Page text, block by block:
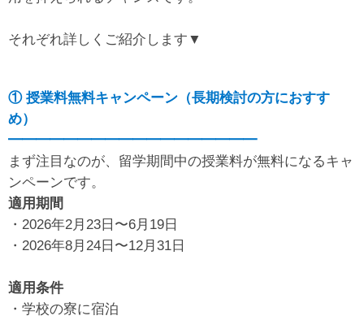
それぞれ詳しくご紹介します▼
① 授業料無料キャンペーン（長期検討の方におすす
め）
━━━━━━━━━━━━━━━━━━
まず注目なのが、留学期間中の授業料が無料になるキャ
ンペーンです。
適用期間
・2026年2月23日〜6月19日
・2026年8月24日〜12月31日
適用条件
・学校の寮に宿泊